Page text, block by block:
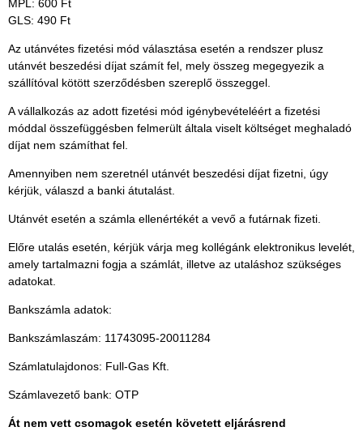
MPL: 600 Ft
GLS: 490 Ft
Az utánvétes fizetési mód választása esetén a rendszer plusz
utánvét beszedési díjat számít fel, mely összeg megegyezik a
szállítóval kötött szerződésben szereplő összeggel.
A vállalkozás az adott fizetési mód igénybevételéért a fizetési
móddal összefüggésben felmerült általa viselt költséget meghaladó
díjat nem számíthat fel.
Amennyiben nem szeretnél utánvét beszedési díjat fizetni, úgy
kérjük, válaszd a banki átutalást.
Utánvét esetén a számla ellenértékét a vevő a futárnak fizeti.
Előre utalás esetén, kérjük várja meg kollégánk elektronikus levelét,
amely tartalmazni fogja a számlát, illetve az utaláshoz szükséges
adatokat.
Bankszámla adatok:
Bankszámlaszám: 11743095-20011284
Számlatulajdonos: Full-Gas Kft.
Számlavezető bank: OTP
Át nem vett csomagok esetén követett eljárásrend